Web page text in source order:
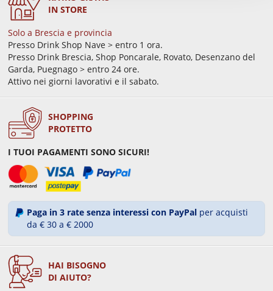
IN STORE
Solo a Brescia e provincia
Presso Drink Shop Nave > entro 1 ora.
Presso Drink Brescia, Shop Poncarale, Rovato, Desenzano del
Garda, Puegnago > entro 24 ore.
Attivo nei giorni lavorativi e il sabato.
SHOPPING
PROTETTO
I TUOI PAGAMENTI SONO SICURI!
Paga in 3 rate senza interessi con PayPal per acquisti
da € 30 a € 2000
HAI BISOGNO
DI AIUTO?